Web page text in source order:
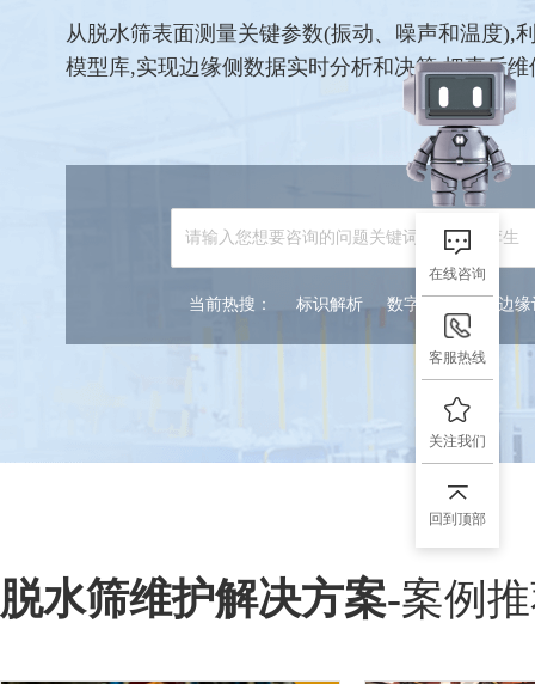
从脱水筛表面测量关键参数(振动、噪声和温度),
模型库,实现边缘侧数据实时分析和决策,把事后
当前热搜： 标识解析 数字孪生 5G边
脱水筛维护解决方案-案例
在线咨询
客服热线
关注我们
回到顶部